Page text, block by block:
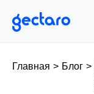
Главная > Блог >